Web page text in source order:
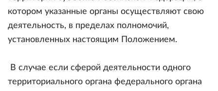
котором указанные органы осуществляют свою
деятельность, в пределах полномочий,
установленных настоящим Положением.
В случае если сферой деятельности одного
территориального органа федерального органа